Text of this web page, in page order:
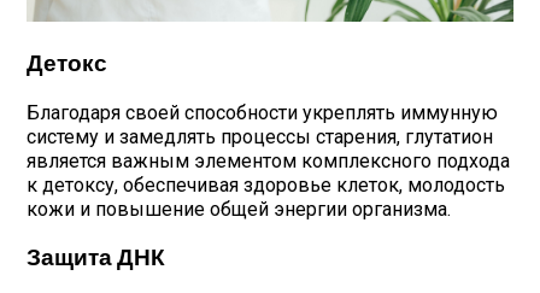
Детокс
Благодаря своей способности укреплять иммунную
систему и замедлять процессы старения, глутатион
является важным элементом комплексного подхода
к детоксу, обеспечивая здоровье клеток, молодость
кожи и повышение общей энергии организма.
Защита ДНК